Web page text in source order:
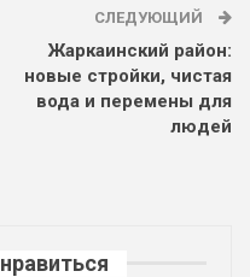
СЛЕДУЮЩИЙ
Жаркаинский район:
новые стройки, чистая
вода и перемены для
людей